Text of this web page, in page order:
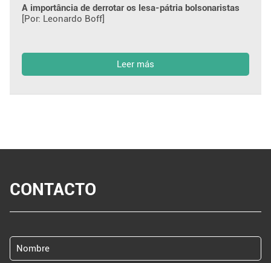
A importância de derrotar os lesa-pátria bolsonaristas
[Por: Leonardo Boff]
Leer más
CONTACTO